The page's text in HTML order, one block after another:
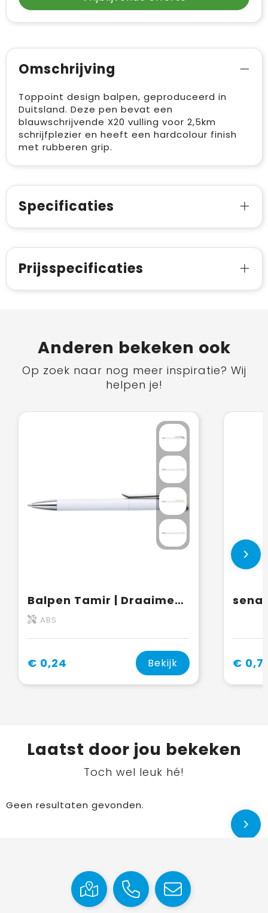
Omschrijving
Toppoint design balpen, geproduceerd in
Duitsland. Deze pen bevat een
blauwschrijvende X20 vulling voor 2,5km
schrijfplezier en heeft een hardcolour finish
met rubberen grip.
Specificaties
Prijsspecificaties
Anderen bekeken ook
Op zoek naar nog meer inspiratie? Wij
helpen je!
Balpen Tamir | Draaimechanisme
ABS
€ 0,24 Bekijk €
Laatst door jou bekeken
Toch wel leuk hé!
Geen resultaten gevonden.